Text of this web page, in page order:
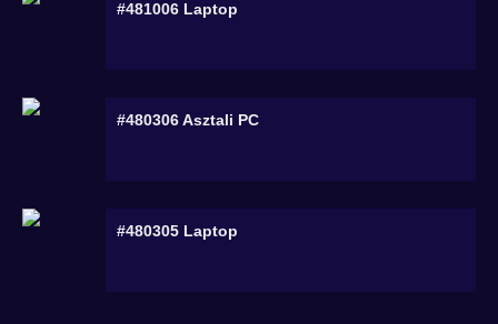
#481006 Laptop
#480306Asztali PC
#480305 Laptop